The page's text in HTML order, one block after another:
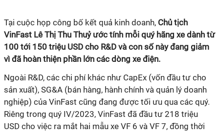
Tại cuộc họp công bố kết quả kinh doanh, Chủ tịch
VinFast Lê Thị Thu Thuỷ ước tính mỗi quý hãng xe dành từ
100 tới 150 triệu USD cho R&D và con số này đang giảm
vì đã hoàn thiện phần lớn các dòng xe điện.
Ngoài R&D, các chi phí khác như CapEx (vốn đầu tư cho
sản xuất), SG&A (bán hàng, hành chính và quản lý doanh
nghiệp) của VinFast cũng đang được tối ưu qua các quý.
Riêng trong quý IV/2023, VinFast đã đầu tư 218 triệu
USD cho việc ra mắt hai mẫu xe VF 6 và VF 7, đồng thời